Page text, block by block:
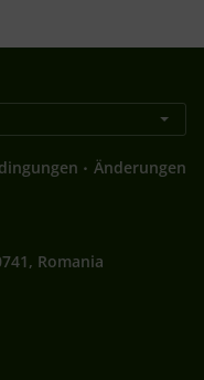
. Änderungen
Romania